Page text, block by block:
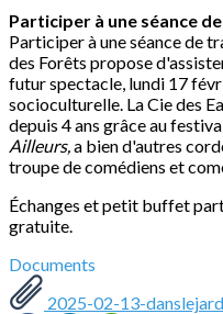
Participer à une séance
Participer à une séance de
des Forêts propose
futur spectacle, lundi 17
socioculturelle. La Cie des
depuis 4 ans grâce au
Ailleurs,a bien d'autres
troupe de comédiens et
Échanges et petit buffet
gratuite.
Documents
2025-02-13-